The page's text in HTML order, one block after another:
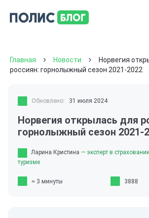
Главная Новости
Норвегия
россиян: горнолыжный сезон 2021-2022
Обновлено: 31 июля 2024
Норвегия открылась для
горнолыжный сезон 2021-
Ларина Кристина — эксперт в
туризме
≈ 3 минуты 3888